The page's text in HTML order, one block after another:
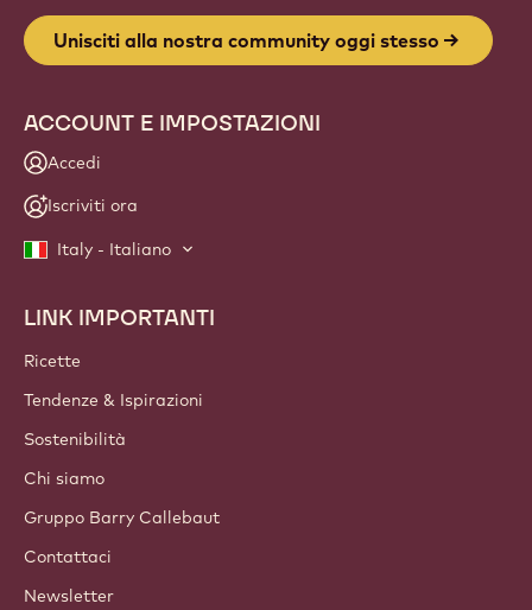
Unisciti alla nostra community oggi stesso
ACCOUNT E IMPOSTAZIONI
Accedi
Iscriviti ora
Italy - Italiano
Footer
Callebaut
LINK IMPORTANTI
Ricette
Tendenze & Ispirazioni
Sostenibilità
Chi siamo
Gruppo Barry Callebaut
Contattaci
Newsletter